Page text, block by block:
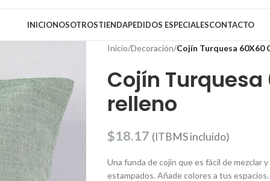
INICIONOSOTROSTIENDAPEDIDOS ESPECIALESCONTACTO
Inicio/Decoración/Cojín Turquesa 60X60
Cojín
relleno
$18.17 (ITBMS incluido)
Una funda de cojín que es fácil de mezclar
estampados. Añade colores a tus espacios.